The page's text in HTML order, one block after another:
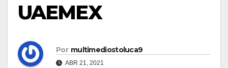
UAEMEX
Por multimediostoluca9
ABR 21, 2021